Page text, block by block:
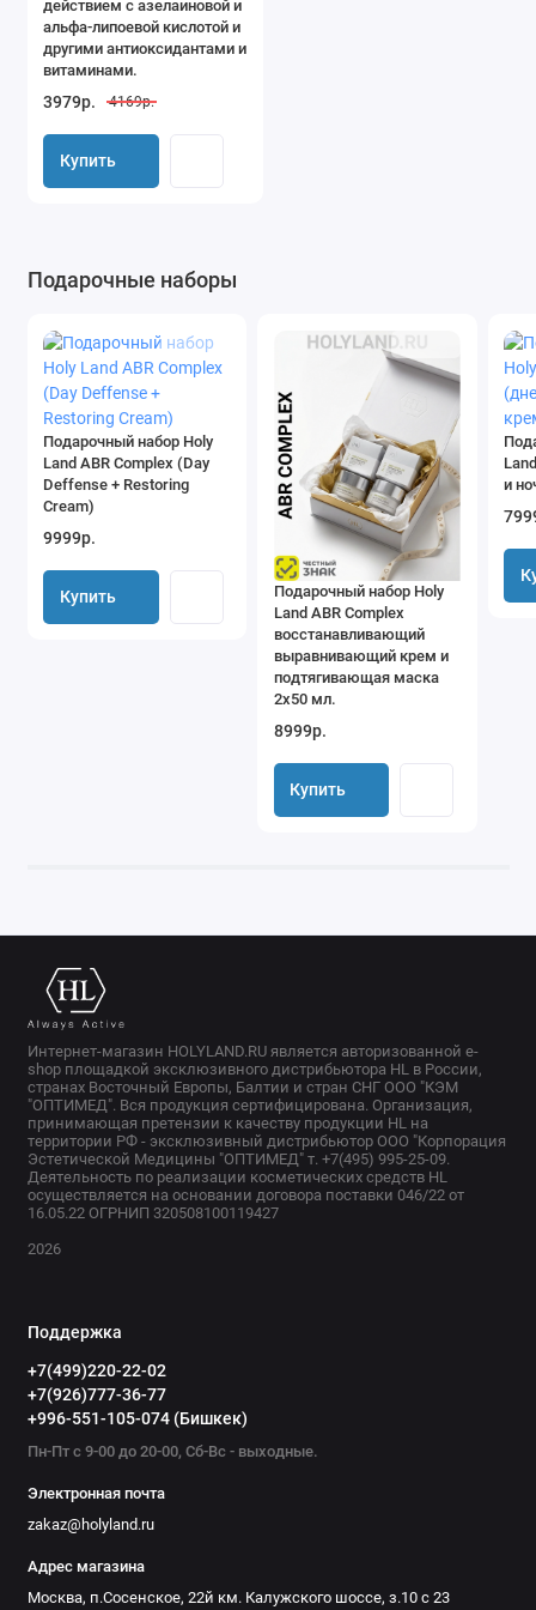
Hydrolyzed Soy Protein, Tocopherol, Butylene Glycol, Pectin,
Arginine, Proline, Serine, Glucose, Carrageenan (Chondrus
Limonene, Linalool, Citronellol.
действием с азелаиновой и
альфа-липоевой кислотой и
другими антиоксидантами и
витаминами.
3979р. 4169р.
Купить
Подарочные наборы
Подарочный набор Holy
Land ABR Complex (Day
Deffense + Restoring
Cream)
9999р.
Купить
Подарочный набор Holy
Land ABR Complex
восстанавливающий
выравнивающий крем и
подтягивающая маска
2х50 мл.
8999р.
Купить
и
Интернет-магазин HOLYLAND.RU является авторизованной e-
shop площадкой эксклюзивного дистрибьютора HL в России,
странах Восточный Европы, Балтии и стран СНГ ООО "КЭМ
"ОПТИМЕД". Вся продукция сертифицирована. Организация,
принимающая претензии к качеству продукции HL на
территории РФ - эксклюзивный дистрибьютор ООО "Корпорация
Эстетической Медицины "ОПТИМЕД" т. +7(495) 995-25-09.
Деятельность по реализации косметических средств HL
осуществляется на основании договора поставки 046/22 от
16.05.22 ОГРНИП 320508100119427
2026
Поддержка
+7(499)220-22-02
+7(926)777-36-77
+996-551-105-074 (Бишкек)
Пн-Пт с 9-00 до 20-00, Сб-Вс - выходные.
Электронная почта
zakaz@holyland.ru
Адрес магазина
Москва, п.Сосенское, 22й км. Калужского шоссе, з.10 с 23